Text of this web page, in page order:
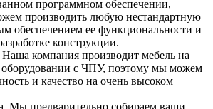
программном обеспечении,
производить любую нестандартную
обеспечением ее функциональности и
конструкции.
компания производит мебель на
с ЧПУ, поэтому мы можем
и качество на очень высоком